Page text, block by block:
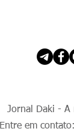
Jornal Daki - A
Entre em